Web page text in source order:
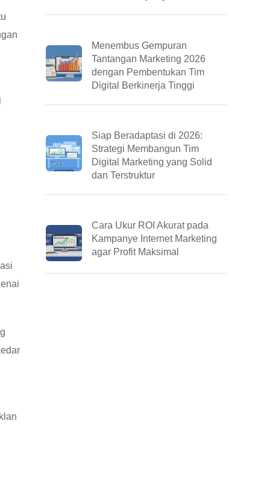
Menembus Gempuran
Tantangan Marketing 2026
dengan Pembentukan Tim
Digital Berkinerja Tinggi
Siap Beradaptasi di 2026:
Strategi Membangun Tim
Digital Marketing yang Solid
dan Terstruktur
Cara Ukur ROI Akurat pada
Kampanye Internet Marketing
agar Profit Maksimal